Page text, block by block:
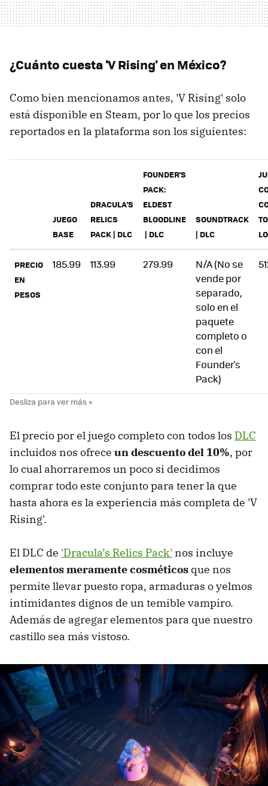
¿Cuánto cuesta 'V Rising' en México?
Como bien mencionamos antes, 'V Rising' solo
está disponible en Steam, por lo que los precios
reportados en la plataforma son los siguientes:
JUEGO
BASE
DRACULA'S
RELICS
PACK | DLC
FOUNDER'S
PACK:
ELDEST
BLOODLINE
| DLC
SOUNDTRACK
| DLC
PRECIO
EN
PESOS
185.99 113.99 279.99
N/A (No se
vende por
separado,
solo en el
paquete
completo o
con el
Founder's
Pack)
El precio por el juego completo con todos los DLC
incluidos nos ofrece un descuento del 10%, por
lo cual ahorraremos un poco si decidimos
comprar todo este conjunto para tener la que
hasta ahora es la experiencia más completa de 'V
Rising'.
El DLC de 'Dracula’s Relics Pack' nos incluye
elementos meramente cosméticos que nos
permite llevar puesto ropa, armaduras o yelmos
intimidantes dignos de un temible vampiro.
Además de agregar elementos para que nuestro
castillo sea más vistoso.